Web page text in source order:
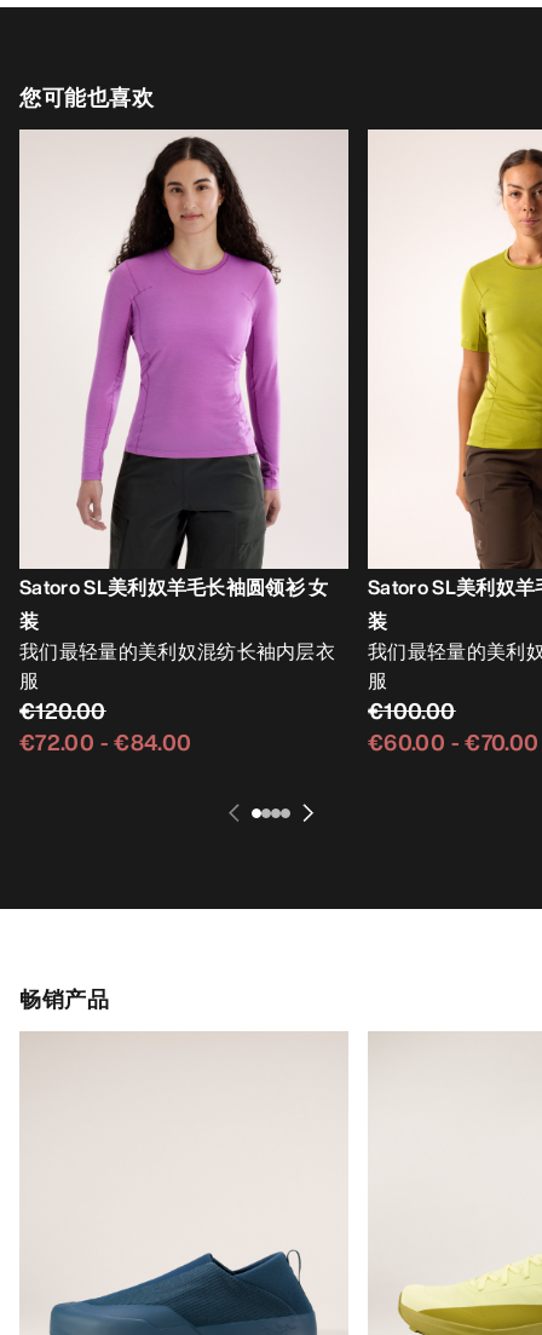
您可能也喜欢
Satoro SL美利奴羊毛长袖圆领衫 女
装
我们最轻量的美利奴混纺长袖内层衣
服
€120.00
€72.00 -€84.00
Satoro SL美利奴
装
我们最轻量的美利
服
€100.00
€60.00 -€70.00
畅销产品